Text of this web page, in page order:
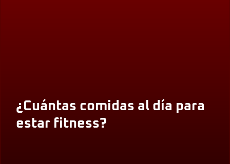
¿Cuántas comidas al día para
estar fitness?